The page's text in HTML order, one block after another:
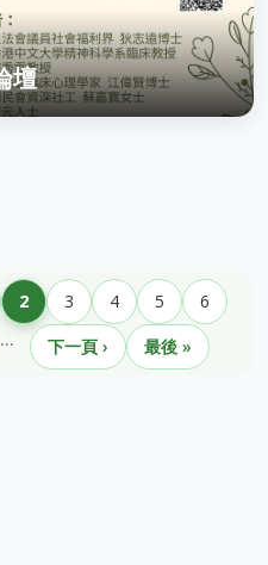
壇
Pagination
目前頁面
2 Page
3 Page
4 Page
5 Page
6
…
下一頁
下一頁 › Last page
最後 »